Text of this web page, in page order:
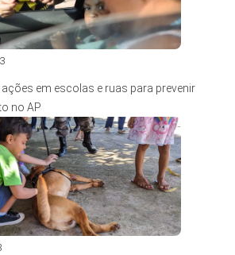
ações em escolas e ruas para prevenir
no AP